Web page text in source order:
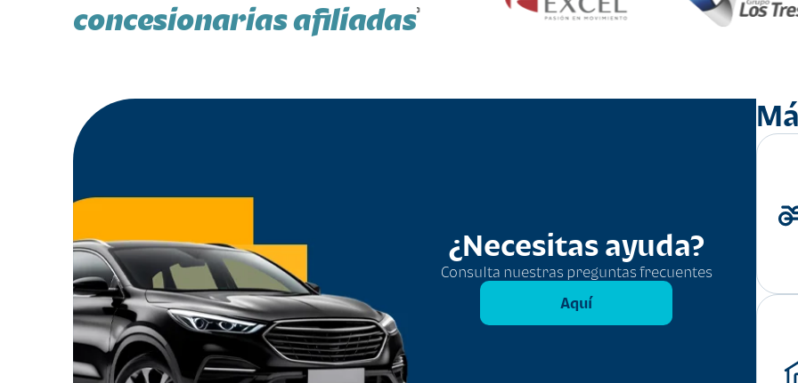
concesionarias afiliadas
¿Necesitas ayuda?
Consulta nuestras preguntas frecuentes
Aquí